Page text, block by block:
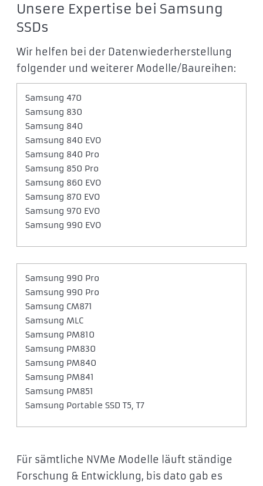
Unsere Expertise bei Samsung
SSDs
Wir helfen bei der Datenwiederherstellung
folgender und weiterer Modelle/Baureihen:
Samsung 470
Samsung 830
Samsung 840
Samsung 840 EVO
Samsung 840 Pro
Samsung 850 Pro
Samsung 860 EVO
Samsung 870 EVO
Samsung 970 EVO
Samsung 990 EVO
Samsung 990 Pro
Samsung 990 Pro
Samsung CM871
Samsung MLC
Samsung PM810
Samsung PM830
Samsung PM840
Samsung PM841
Samsung PM851
Samsung Portable SSD T5, T7
Für sämtliche NVMe Modelle läuft ständige
Forschung & Entwicklung, bis dato gab es